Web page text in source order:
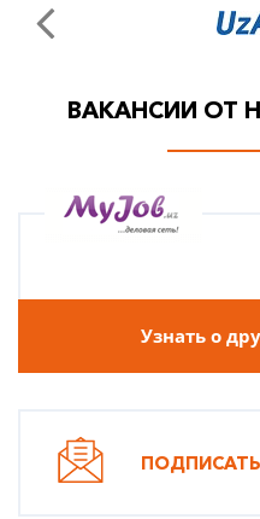
ВАКАНСИИ ОТ
Узнать о